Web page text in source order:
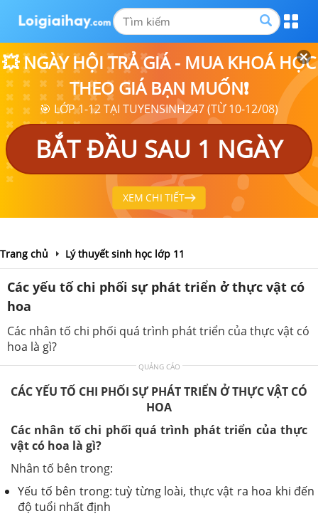
💥 NGÀY HỘI TRẢ GIÁ - MUA KHOÁ HỌC
THEO GIÁ BẠN MUỐN❗
🎯 LỚP 1-12 TẠI TUYENSINH247 (TỪ 10-12/08)
BẮT ĐẦU SAU 1 NGÀY
XEM CHI TIẾT
Trang chủ Lý thuyết sinh học lớp 11
Các yếu tố chi phối sự phát triển ở thực vật có
hoa
Các nhân tố chi phối quá trình phát triển của thực vật có
hoa là gì?
QUẢNG CÁO
CÁC YẾU TỐ CHI PHỐI SỰ PHÁT TRIỂN Ở THỰC VẬT CÓ
HOA
Các nhân tố chi phối quá trình phát triển của thực
vật có hoa là gì?
Nhân tố bên trong:
Yếu tố bên trong: tuỳ từng loài, thực vật ra hoa khi đến
độ tuổi nhất định